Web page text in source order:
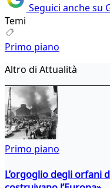
Seguici anche su
Temi
Primo piano
Altro di Attualità
Primo piano
L’orgoglio degli orfani